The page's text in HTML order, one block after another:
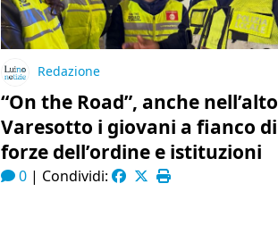
Redazione
“On the Road”, anche nell’alto
Varesotto i giovani a fianco di
forze dell’ordine e istituzioni
0| Condividi: